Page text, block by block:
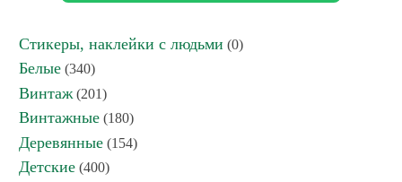
Стикеры, наклейки с людьми (0)
Белые (340)
Винтаж (201)
Винтажные (180)
Деревянные (154)
Детские (400)